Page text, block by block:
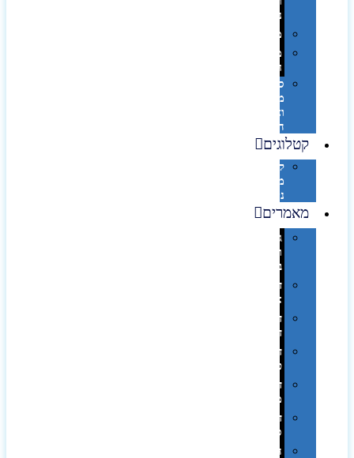
נסיעות
מטריות
מוצרי
חוף
סביבת
מחשב
וציוד
היקפי
קטלוגים
קטלוג
מוצרי
נייר
מאמרים
גימורים
והשבחות
בדפוס
דפוס
אופסט
דפוס
דיגיטלי
דפוס
טמפון
דפוס
משי
דפוס
סובלימציה
הדפס